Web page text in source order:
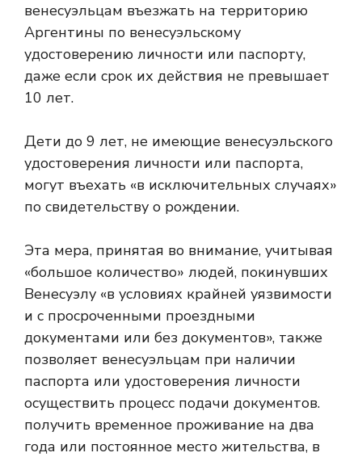
венесуэльцам въезжать на территорию
Аргентины по венесуэльскому
удостоверению личности или паспорту,
даже если срок их действия не превышает
10 лет.
Дети до 9 лет, не имеющие венесуэльского
удостоверения личности или паспорта,
могут въехать «в исключительных случаях»
по свидетельству о рождении.
Эта мера, принятая во внимание, учитывая
«большое количество» людей, покинувших
Венесуэлу «в условиях крайней уязвимости
и с просроченными проездными
документами или без документов», также
позволяет венесуэльцам при наличии
паспорта или удостоверения личности
осуществить процесс подачи документов.
получить временное проживание на два
года или постоянное место жительства, в